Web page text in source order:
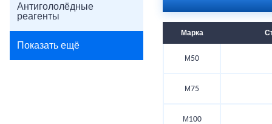
Антигололёдные
реагенты
Показать ещё
Марка
М50
М75
М100